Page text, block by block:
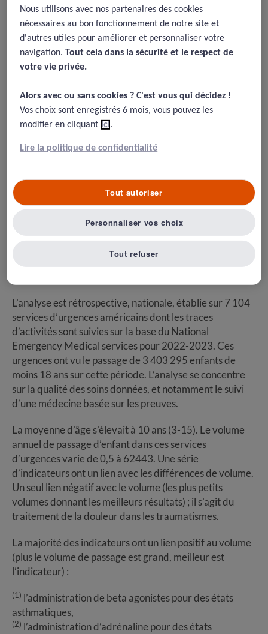
Qualité des soins : avantage aux
grands volumes
18/05/2026
prehospital paediatric care quality in emergency medical services:
- BMJ Quality & Safety
Published Online First : 03 March 2025. doi : 10.1136/bmjqs-
2024-018224.
Résumé
Les enfants représentent moins de 10% des urgences
aux États-Unis. Ces auteurs, pédiatres hospitaliers de
Chicago, se proposent de mesurer le lien entre volume
d’enfants vus aux urgences et qualité des soins qu’ils
L’analyse est rétrospective, nationale, établie sur 7 104
services d’urgences américains dont les traces
d’activités sont suivies sur la base du National
Emergency Medical services pour 2022-2023. Ces
urgences ont vu le passage de 3 403 295 enfants de
moins 18 ans sur cette période. L’analyse se concentre
sur la qualité des soins données, et notamment le suivi
d’une médecine basée sur les preuves.
La moyenne d’âge s’élevait à 10 ans (3-15). Le volume
annuel de passage d’enfant dans ces services
d’urgences varie de 0,5 à 62443. Une série
d’indicateurs ont un lien avec les différences de volume.
Un seul lien négatif avec le volume (les plus petits
volumes donnant les meilleurs résultats) ; il s’agit du
traitement de la douleur dans les traumatismes.
La majorité des indicateurs ont un lien positif au volume
(plus le volume de passage est grand, meilleur est
l’indicateur) :
(1) l’administration de beta agonistes pour des états
asthmatiques,
(2) l’administration d’adrénaline pour des états
Nous utilisons avec nos partenaires des cookies
nécessaires au bon fonctionnement de notre site et
d'autres utiles pour améliorer et personnaliser votre
navigation.Tout cela dans la sécurité et le respect de
votre vie privée.​
Alors avec ou sans cookies ? C'est vous qui décidez !​
Vos choix sont enregistrés 6 mois, vous pouvez les
modifier en cliquant ici.
Lire la politique de confidentialité
Tout refuser
Tout autoriser
Personnaliser vos choix